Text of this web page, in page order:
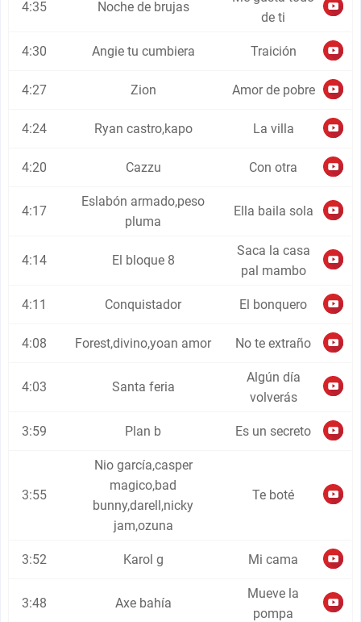
4:35 Noche de brujas
de ti
4:30 Angie tu cumbiera Traición
4:27 Zion Amor de pobre
4:24 Ryan castro,kapo La villa
4:20 Cazzu Con otra
4:17
Eslabón armado,peso
pluma
Ella baila sola
4:14 El bloque 8
Saca la casa
pal mambo
4:11 Conquistador El bonquero
4:08 Forest,divino,yoan amor No te extraño
4:03 Santa feria
Algún día
volverás
3:59 Plan b Es un secreto
3:55
Nio garcía,casper
magico,bad
bunny,darell,nicky
jam,ozuna
Te boté
3:52 Karol g Mi cama
3:48 Axe bahía
Mueve la
pompa